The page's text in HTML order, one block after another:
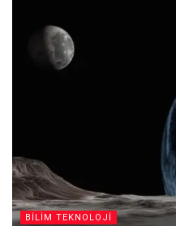
BİLİM TEKNOLOJİ